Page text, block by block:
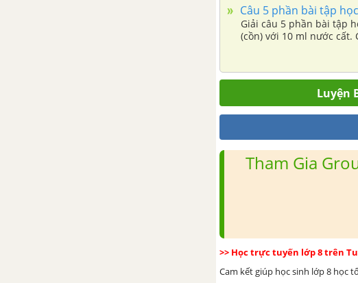
Câu 5 phần bài tập
Giải câu 5 phần bài tập
(cồn) với 10 ml nước cất.
Luyện
Tham Gia
>> Học trực tuyến lớp 8 trên
Cam kết giúp học sinh lớp 8 học